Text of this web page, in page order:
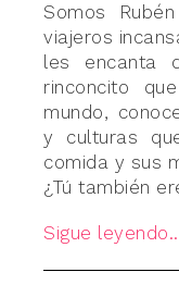
Somos
viajeros
les encanta
rinconcito
mundo,
y culturas
comida y sus
¿Tú también
Sigue